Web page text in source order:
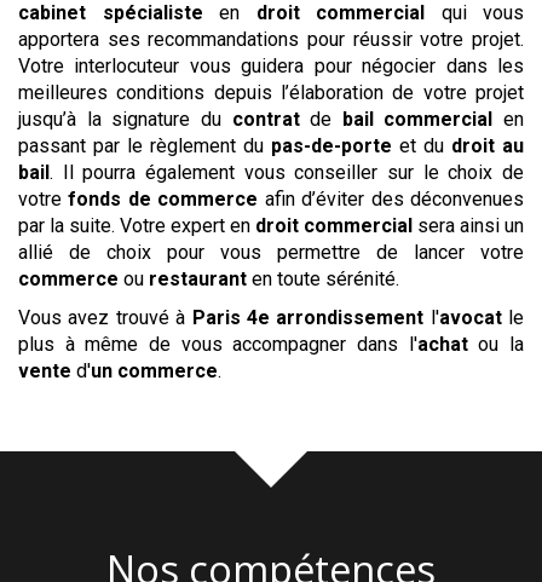
cabinet
spécialiste en droit commercial
qui vous
apportera ses recommandations pour réussir votre projet.
Votre interlocuteur vous guidera pour négocier dans les
meilleures conditions depuis l’élaboration de votre projet
jusqu’à la signature du contratde bail commercial
en
passant par le règlement du pas-de-porte et du droit au
bail . Il pourra également vous conseiller sur le choix de
votrefonds de commerce afin d’éviter des déconvenues
par la suite. Votre expert en droit commercial sera ainsi un
allié de choix pour vous permettre de lancer votre
commerce ou restaurant en toute sérénité.
Vous avez trouvé à Paris 4e arrondissement l'avocatle
plus à même de vous accompagner dans l'achatou la
vente d'un commerce.
Nos compétences